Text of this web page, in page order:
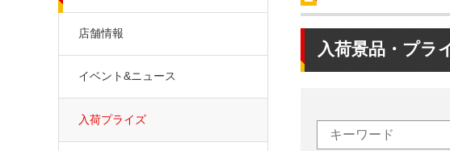
入荷景品・プラ
店舗情報
イベント&ニュース
入荷プライズ